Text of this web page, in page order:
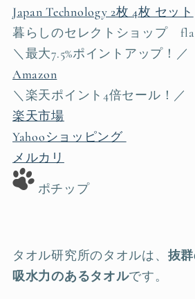
Japan Technology 2枚 4枚 セット
暮らしのセレクトショップ
＼最大7.5%ポイントアップ！／
Amazon
＼楽天ポイント4倍セール！／
楽天市場
Yahooショッピング
メルカリ
ポチップ
タオル研究所のタオルは、 抜
吸水力のあるタオルです。